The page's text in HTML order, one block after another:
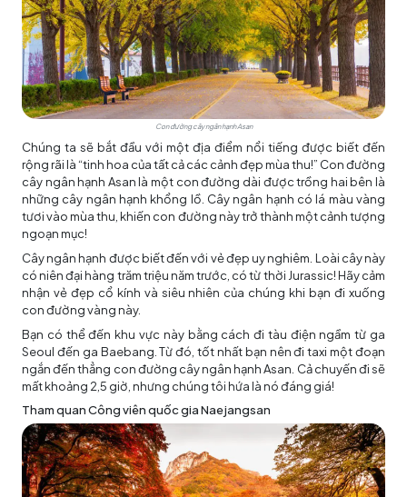
Con đường cây ngân hạnh Asan
Chúng ta sẽ bắt đầu với một địa điểm nổi tiếng được biết đến
rộng rãi là “tinh hoa của tất cả các cảnh đẹp mùa thu!” Con đường
cây ngân hạnh Asan là một con đường dài được trồng hai bên là
những cây ngân hạnh khổng lồ. Cây ngân hạnh có lá màu vàng
tươi vào mùa thu, khiến con đường này trở thành một cảnh tượng
ngoạn mục!
Cây ngân hạnh được biết đến với vẻ đẹp uy nghiêm. Loài cây này
có niên đại hàng trăm triệu năm trước, có từ thời Jurassic! Hãy cảm
nhận vẻ đẹp cổ kính và siêu nhiên của chúng khi bạn đi xuống
con đường vàng này.
Bạn có thể đến khu vực này bằng cách đi tàu điện ngầm từ ga
Seoul đến ga Baebang. Từ đó, tốt nhất bạn nên đi taxi một đoạn
ngắn đến thẳng con đường cây ngân hạnh Asan. Cả chuyến đi sẽ
mất khoảng 2,5 giờ, nhưng chúng tôi hứa là nó đáng giá!
Tham quan Công viên quốc gia Naejangsan